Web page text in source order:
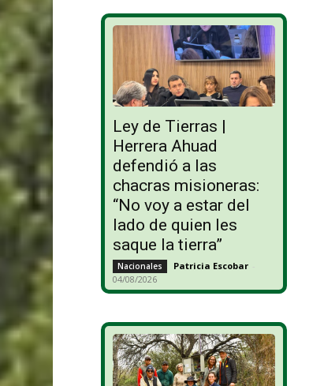
Ley de Tierras |
Herrera Ahuad
defendió a las
chacras misioneras:
“No voy a estar del
lado de quien les
saque la tierra”
Nacionales Patricia Escobar -
04/08/2026